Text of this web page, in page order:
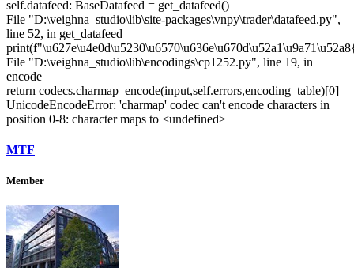
self.datafeed: BaseDatafeed = get_datafeed()
File "D:\veighna_studio\lib\site-packages\vnpy\trader\datafeed.py",
line 52, in get_datafeed
File "D:\veighna_studio\lib\encodings\cp1252.py", line 19, in
encode
return codecs.charmap_encode(input,self.errors,encoding_table)[0]
UnicodeEncodeError: 'charmap' codec can't encode characters in
position 0-8: character maps to <undefined>
MTF
Member